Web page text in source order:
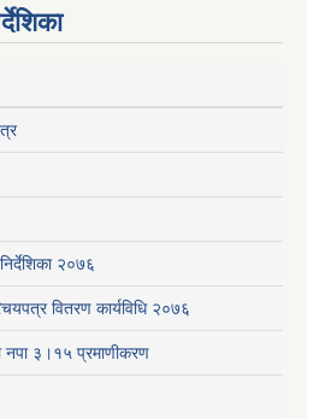
२०७६
वितरण कार्यविधि २०७६
नपा ३।१५ प्रमाणीकरण